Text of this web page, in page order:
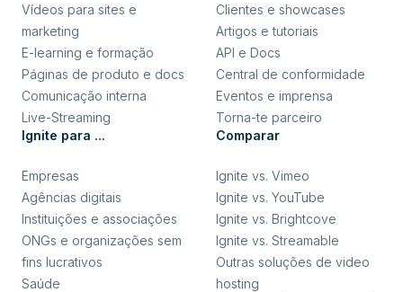
Vídeos para sites e
marketing
E-learning e formação
Páginas de produto e docs
Comunicação interna
Live-Streaming
Ignite para ...
Empresas
Agências digitais
Instituições e associações
ONGs e organizações sem
fins lucrativos
Saúde
Clientes e showcases
Artigos e tutoriais
API e Docs
Central de conformidade
Eventos e imprensa
Torna-te parceiro
Comparar
Ignite vs. Vimeo
Ignite vs. YouTube
Ignite vs. Brightcove
Ignite vs. Streamable
Outras soluções de video
hosting